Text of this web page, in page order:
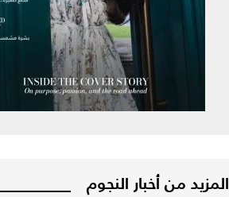
المزيد من أخبار النجوم